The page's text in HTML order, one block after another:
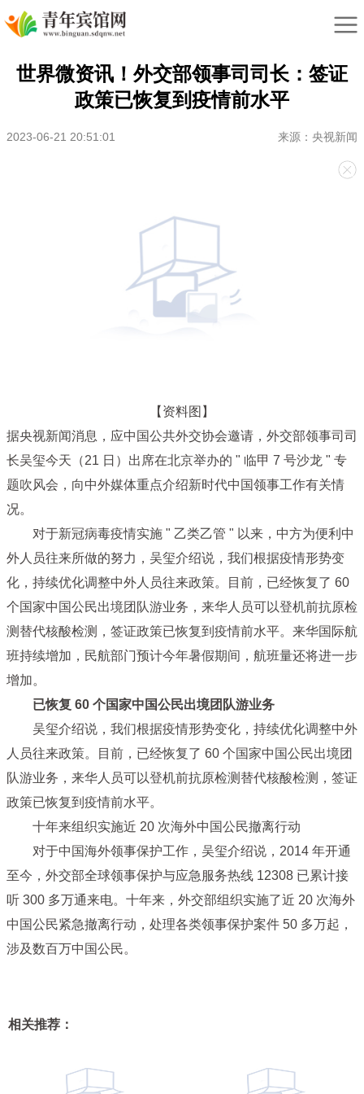
世界微资讯！外交部领事司司长：签证
政策已恢复到疫情前水平
2023-06-21 20:51:01 来源：央视新闻
【资料图】
据央视新闻消息，应中国公共外交协会邀请，外交部领事司司
长吴玺今天（21 日）出席在北京举办的 " 临甲 7 号沙龙 " 专
题吹风会，向中外媒体重点介绍新时代中国领事工作有关情
况。
对于新冠病毒疫情实施 " 乙类乙管 " 以来，中方为便利中
外人员往来所做的努力，吴玺介绍说，我们根据疫情形势变
化，持续优化调整中外人员往来政策。目前，已经恢复了 60
个国家中国公民出境团队游业务，来华人员可以登机前抗原检
测替代核酸检测，签证政策已恢复到疫情前水平。来华国际航
班持续增加，民航部门预计今年暑假期间，航班量还将进一步
增加。
已恢复 60 个国家中国公民出境团队游业务
吴玺介绍说，我们根据疫情形势变化，持续优化调整中外
人员往来政策。目前，已经恢复了 60 个国家中国公民出境团
队游业务，来华人员可以登机前抗原检测替代核酸检测，签证
政策已恢复到疫情前水平。
十年来组织实施近 20 次海外中国公民撤离行动
对于中国海外领事保护工作，吴玺介绍说，2014 年开通
至今，外交部全球领事保护与应急服务热线 12308 已累计接
听 300 多万通来电。十年来，外交部组织实施了近 20 次海外
中国公民紧急撤离行动，处理各类领事保护案件 50 多万起，
涉及数百万中国公民。
相关推荐：